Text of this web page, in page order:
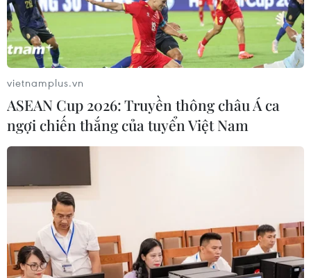
07/12/2016 00:49
Ngoại trưởng Mỹ John Kerry tuyên bố nước này "kiên
định" cam kết với Tổ chức Hiệp ước Bắc Đại Tây Dương
(NATO) mặc dù thay đổi chính quyền sau khi tỷ phú
Donald Trump đắc cử Tổng thống Mỹ.
vietnamplus.vn
ASEAN Cup 2026: Truyền thông châu Á ca
ngợi chiến thắng của tuyển Việt Nam